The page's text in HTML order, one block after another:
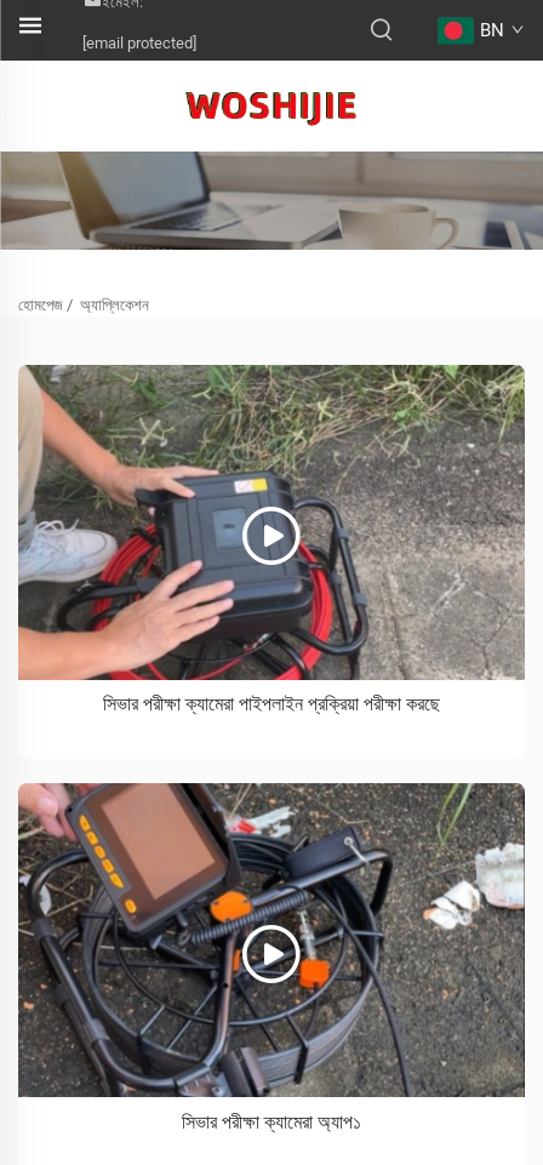
[email protected]
BN
হোমপেজ / অ্যাপ্লিকেশন
সিভার পরীক্ষা ক্যামেরা পাইপলাইন প্রক্রিয়া পরীক্ষা করছে
সিভার পরীক্ষা ক্যামেরা অ্যাপ১